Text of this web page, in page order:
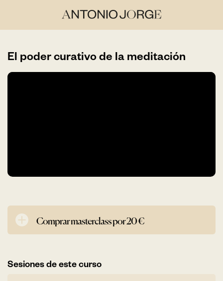
El poder curativo de la meditación
Comprar masterclass por 20 €
Sesiones de este curso